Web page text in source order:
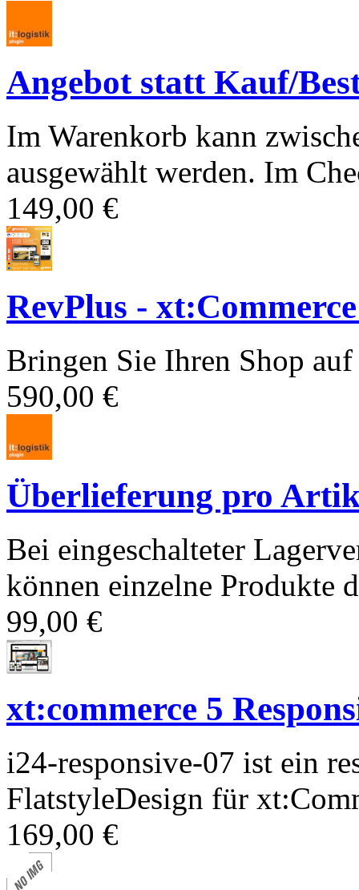
Angebot statt Kauf/
Im Warenkorb kann
ausgewählt werden. Im
149,00 €
RevPlus -
Bringen Sie Ihren Shop
590,00 €
Überlieferung pro
Bei eingeschalteter
können einzelne Produkte
99,00 €
xt:commerce 5
i24-responsive-07 ist ein
FlatstyleDesign für
169,00 €